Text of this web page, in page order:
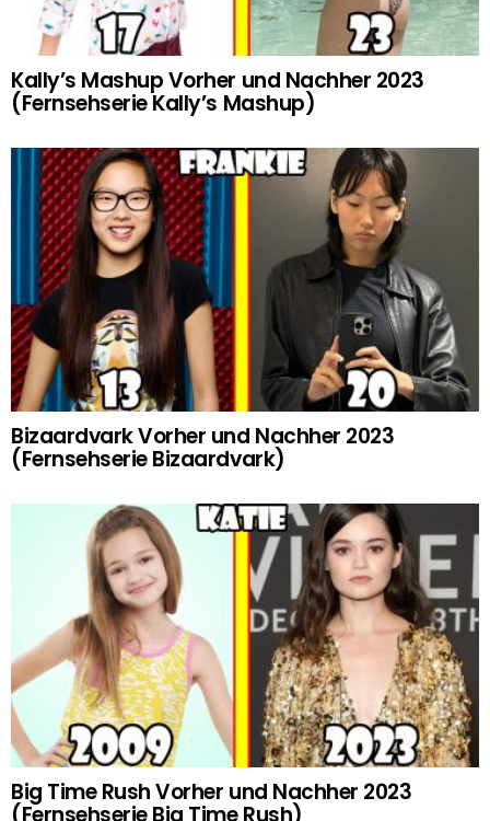
Kally’s Mashup Vorher und Nachher 2023
(Fernsehserie Kally’s Mashup)
Bizaardvark Vorher und Nachher 2023
(Fernsehserie Bizaardvark)
Big Time Rush Vorher und Nachher 2023
(Fernsehserie Big Time Rush)